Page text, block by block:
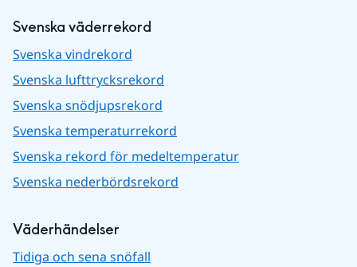
Svenska väderrekord
Svenska vindrekord
Svenska lufttrycksrekord
Svenska snödjupsrekord
Svenska temperaturrekord
Svenska rekord för medeltemperatur
Svenska nederbördsrekord
Väderhändelser
Tidiga och sena snöfall